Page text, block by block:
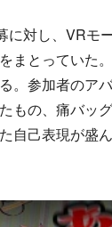
対し、VRモ
まとっていた
。参加者のア
もの、痛バッ
自己表現が盛